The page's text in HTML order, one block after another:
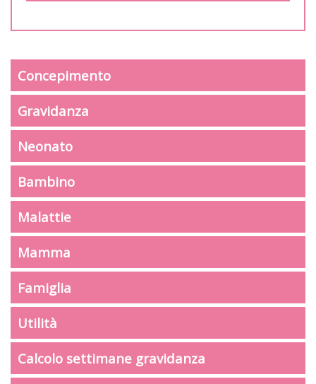
Concepimento
Gravidanza
Neonato
Bambino
Malattie
Mamma
Famiglia
Utilità
Calcolo settimane gravidanza